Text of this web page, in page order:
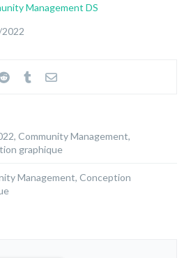
Management DS
Community Management,
graphique
Management, Conception